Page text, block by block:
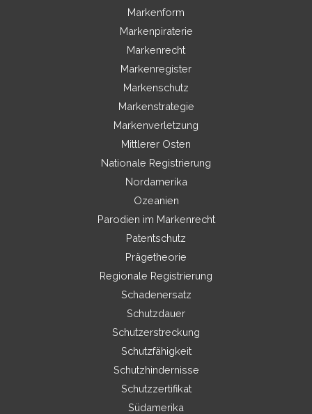
Markenform
Markenpiraterie
Markenrecht
Markenregister
Markenschutz
Markenstrategie
Markenverletzung
Mittlerer Osten
Nationale Registrierung
Nordamerika
Ozeanien
Parodien im Markenrecht
Patentschutz
Prägetheorie
Regionale Registrierung
Schadenersatz
Schutzdauer
Schutzerstreckung
Schutzfähigkeit
Schutzhindernisse
Schutzzertifikat
Südamerika